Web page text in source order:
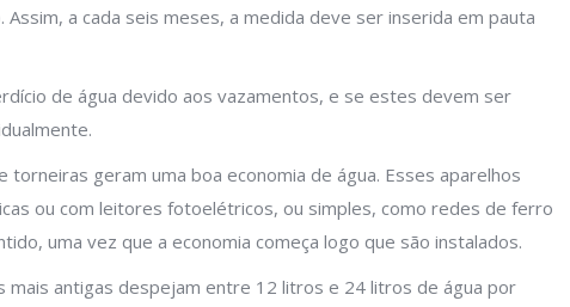
a cada seis meses, a medida deve ser inserida em pauta
de água devido aos vazamentos, e se estes devem ser
torneiras geram uma boa economia de água. Esses aparelhos
ou com leitores fotoelétricos, ou simples, como redes de ferro
uma vez que a economia começa logo que são instalados.
mais antigas despejam entre 12 litros e 24 litros de água por